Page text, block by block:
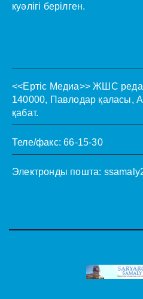
куәлігі берілген.
<<Ертіс Медиа>> ЖШС
140000, Павлодар қаласы,
қабат.
Теле/факс: 66-15-30
Электронды пошта: